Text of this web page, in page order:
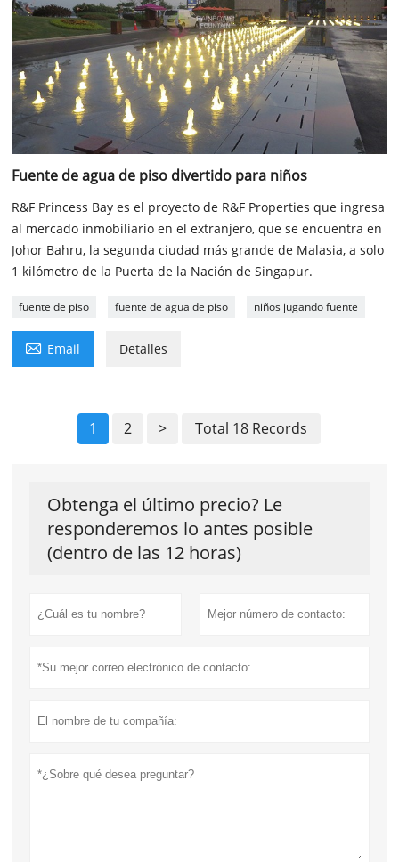
Fuente de agua de piso divertido para niños
R&F Princess Bay es el proyecto de R&F Properties que ingresa
al mercado inmobiliario en el extranjero, que se encuentra en
Johor Bahru, la segunda ciudad más grande de Malasia, a solo
1 kilómetro de la Puerta de la Nación de Singapur.
fuente de piso fuente de agua de piso niños jugando fuente
 Email Detalles
1 2 > Total 18 Records
Obtenga el último precio? Le
responderemos lo antes posible
(dentro de las 12 horas)